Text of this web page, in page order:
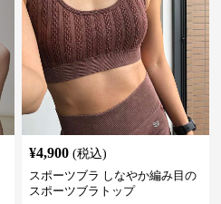
¥4,900 (税込)
スポーツブラ しなやか編み目の
スポーツブラトップ